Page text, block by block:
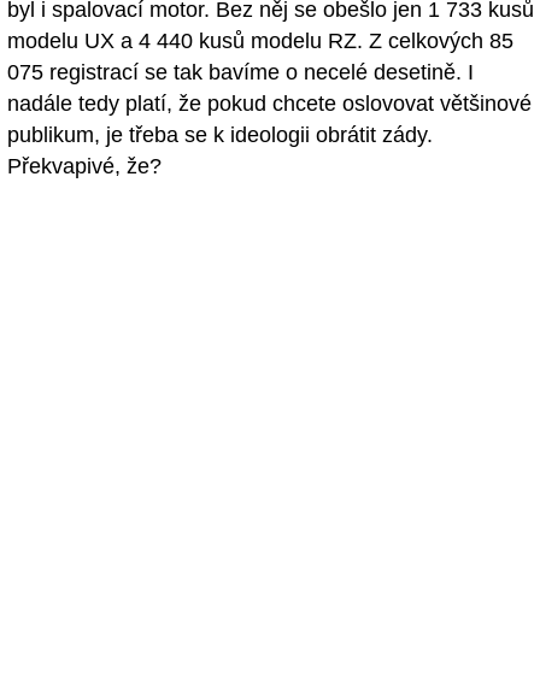
byl i spalovací motor. Bez něj se obešlo jen 1 733 kusů
modelu UX a 4 440 kusů modelu RZ. Z celkových 85
075 registrací se tak bavíme o necelé desetině. I
nadále tedy platí, že pokud chcete oslovovat většinové
publikum, je třeba se k ideologii obrátit zády.
Překvapivé, že?